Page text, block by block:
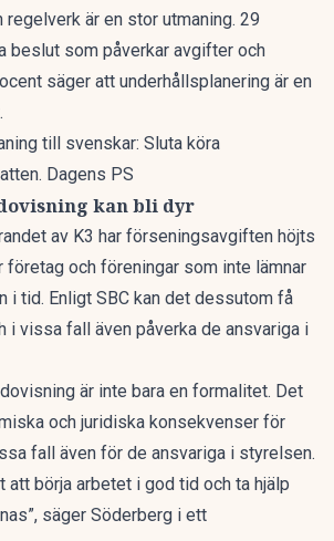
är en stor utmaning. 29
beslut som påverkar avgifter och
säger att underhållsplanering är en
till svenskar: Sluta köra
Dagens PS
kan bli dyr
av K3 har förseningsavgiften höjts
och föreningar som inte lämnar
i tid. Enligt SBC kan det dessutom få
i vissa fall även påverka de ansvariga i
är inte bara en formalitet. Det
och juridiska konsekvenser för
fall även för de ansvariga i styrelsen.
att börja arbetet i god tid och ta hjälp
säger Söderberg i ett